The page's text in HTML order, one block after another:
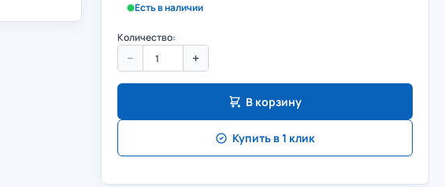
Есть в наличии
Количество:
− +
В корзину
Купить в 1 клик